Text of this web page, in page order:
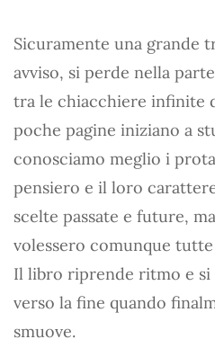
Sicuramente una grande
avviso, si perde nella
tra le chiacchiere infinite
poche pagine iniziano a
conosciamo meglio i
pensiero e il loro
scelte passate e future,
volessero comunque
Il libro riprende ritmo e si
verso la fine quando
smuove.